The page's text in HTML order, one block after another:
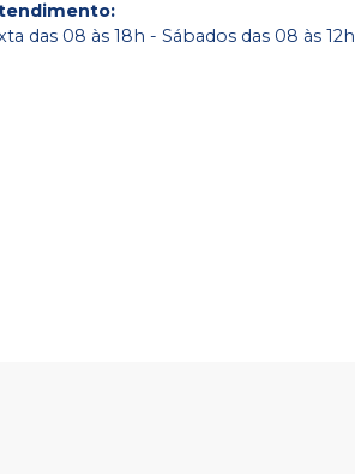
:
das 08 às 18h - Sábados das 08 às 12h